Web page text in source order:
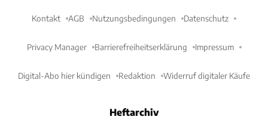
Kontakt AGB Nutzungsbedingungen Datenschutz
Privacy Manager Barrierefreiheitserklärung Impressum
Digital-Abo hier kündigen Redaktion Widerruf digitaler Käufe
Heftarchiv